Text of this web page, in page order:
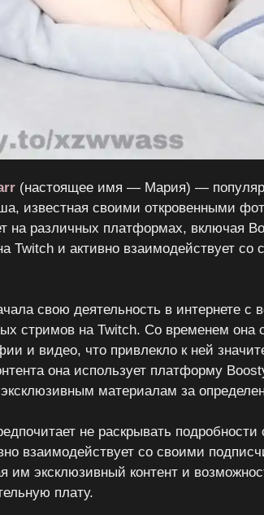
(настоящее имя — Мария) —
известная своими откровенными
на различных платформах, включая
Twitch и активно взаимодействует со
свою деятельность в интернете с
стримов на Twitch. Со временем она
и видео, что привлекло к ней
она использует платформу
материалам за
не раскрывать
взаимодействует со своими
им эксклюзивный контент и
плату.